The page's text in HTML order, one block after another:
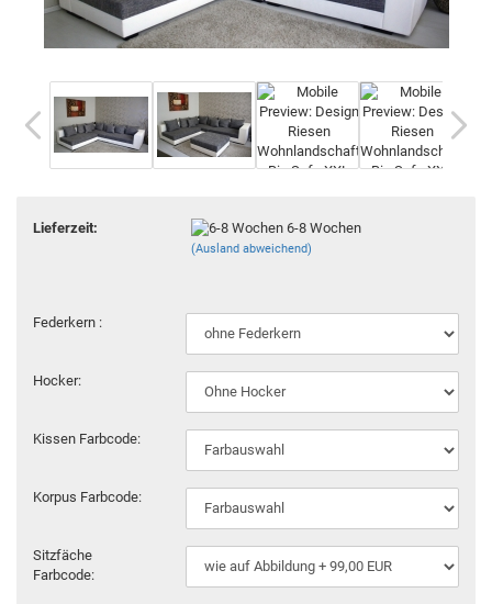
Lieferzeit: 6-8 Wochen
(Ausland abweichend)
Federkern :
Hocker:
Kissen Farbcode:
Korpus Farbcode:
Sitzfäche
Farbcode: